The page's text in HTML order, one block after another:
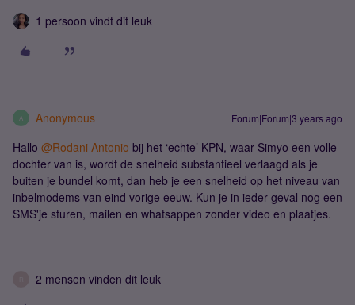
1 persoon vindt dit leuk
A Anonymous Forum|Forum|3 years ago
Hallo @Rodani Antonio bij het ‘echte’ KPN, waar Simyo een volle
dochter van is, wordt de snelheid substantieel verlaagd als je
buiten je bundel komt, dan heb je een snelheid op het niveau van
inbelmodems van eind vorige eeuw. Kun je in ieder geval nog een
SMS'je sturen, mailen en whatsappen zonder video en plaatjes.
2 mensen vinden dit leuk